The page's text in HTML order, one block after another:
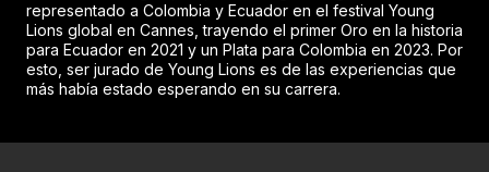
representado a Colombia y Ecuador en el festival Young
Lions global en Cannes, trayendo el primer Oro en la historia
para Ecuador en 2021 y un Plata para Colombia en 2023. Por
esto, ser jurado de Young Lions es de las experiencias que
más había estado esperando en su carrera.